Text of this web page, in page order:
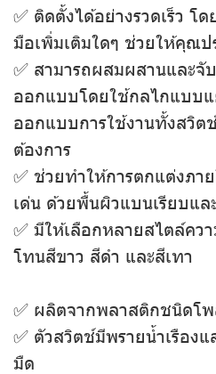
✅ ติดตั้งได้อย่างรวดเร็ว โ
มือเพิ่มเติมใดๆ ช่วยให้คุณป
✅ สามารถผสมผสานและจั
ออกแบบโดยใช้กลไกแบบแ
ออกแบบการใช้งานทั้งสวิต
ต้องการ
✅ ช่วยทำให้การตกแต่งภ
เด่น ด้วยพื้นผิวแบนเรียบแ
✅ มีให้เลือกหลายสไตล์คว
โทนสีขาว สีดํา และสีเทา
✅ ผลิตจากพลาสติกชนิดโ
✅ ตัวสวิตช์มีพรายน้ำเรือง
มืด